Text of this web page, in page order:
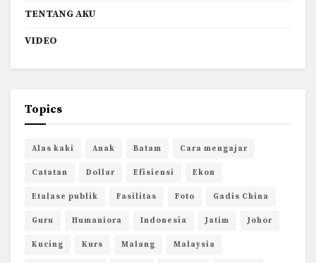
TENTANG AKU
VIDEO
Topics
Alas kaki Anak Batam Cara mengajar
Catatan Dollar Efisiensi Ekon
Etalase publik Fasilitas Foto Gadis China
Guru Humaniora Indonesia Jatim Johor
Kucing Kurs Malang Malaysia